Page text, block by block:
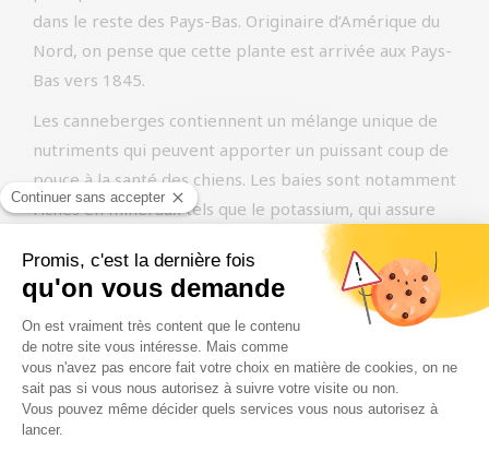
dans le reste des Pays-Bas. Originaire d’Amérique du
Nord, on pense que cette plante est arrivée aux Pays-
Bas vers 1845.
Les canneberges contiennent un mélange unique de
nutriments qui peuvent apporter un puissant coup de
pouce à la santé des chiens. Les baies sont notamment
riches en minéraux tels que le potassium, qui assure
des niveaux sains de fluides vitaux dans le corps. Ces
baies contiennent également des vitamines A, B et C
ainsi que des antioxydants qui soutiennent le système
immunitaire. La vitamine C rend l’urine plus acide, ce
qui rend l’environnement de la vessie moins attrayant
pour les bactéries. L’ajout de canneberges peut
également avoir des effets anti-douleur et anti-